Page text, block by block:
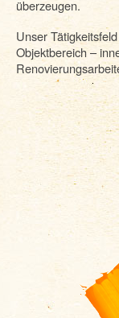
überzeugen.
Unser
Objektbereich –